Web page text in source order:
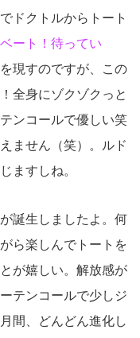
ドクトルからトート
ート！待ってい
現すのですが、この
全身にゾクゾクっと
ンコールで優しい笑
ません（笑）。ルド
ますしね。
誕生しましたよ。何
ら楽しんでトートを
が嬉しい。解放感が
テンコールで少しジ
間、どんどん進化し